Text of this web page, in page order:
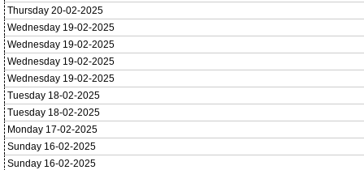
Thursday 20-02-2025
Wednesday 19-02-2025
Wednesday 19-02-2025
Wednesday 19-02-2025
Wednesday 19-02-2025
Tuesday 18-02-2025
Tuesday 18-02-2025
Monday 17-02-2025
Sunday 16-02-2025
Sunday 16-02-2025